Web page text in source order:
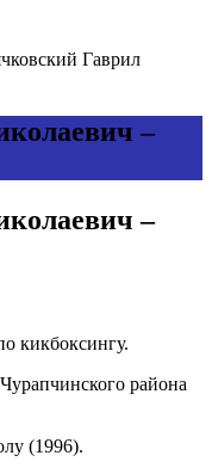
Гаврил
–
–
кикбоксингу.
района
(1996).